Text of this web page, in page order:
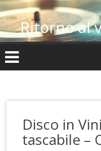
Vai
al
contenutoRitorno al
Disco in
tascabile –